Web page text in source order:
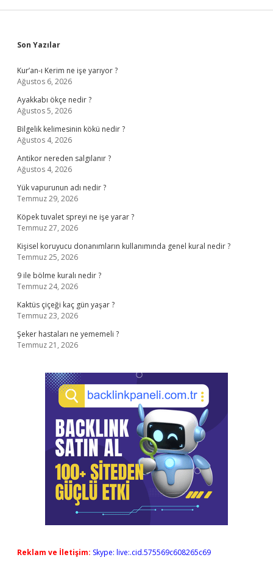
Sidebar
Son Yazılar
Kur’an-ı Kerim ne işe yarıyor ?
Ağustos 6, 2026
Ayakkabı ökçe nedir ?
Ağustos 5, 2026
Bilgelik kelimesinin kökü nedir ?
Ağustos 4, 2026
Antikor nereden salgılanır ?
Ağustos 4, 2026
Yük vapurunun adı nedir ?
Temmuz 29, 2026
Köpek tuvalet spreyi ne işe yarar ?
Temmuz 27, 2026
Kişisel koruyucu donanımların kullanımında genel kural nedir ?
Temmuz 25, 2026
9 ile bölme kuralı nedir ?
Temmuz 24, 2026
Kaktüs çiçeği kaç gün yaşar ?
Temmuz 23, 2026
Şeker hastaları ne yememeli ?
Temmuz 21, 2026
Reklam ve İletişim: Skype: live:.cid.575569c608265c69